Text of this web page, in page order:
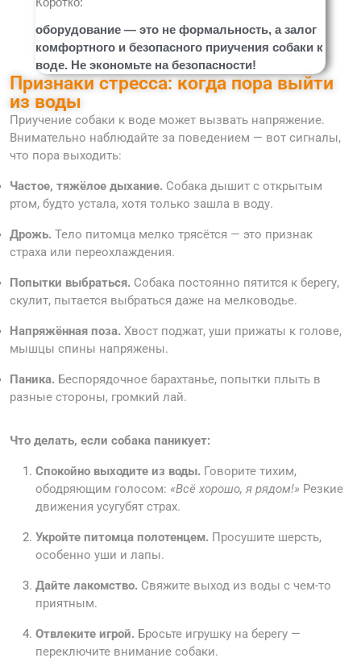
оборудование — это не формальность, а залог
комфортного и безопасного приучения собаки к
воде. Не экономьте на безопасности!
Признаки стресса: когда пора выйти
из воды
Приучение собаки к воде может вызвать напряжение.
Внимательно наблюдайте за поведением — вот сигналы,
что пора выходить:
Частое, тяжёлое дыхание. Собака дышит с открытым
ртом, будто устала, хотя только зашла в воду.
Дрожь. Тело питомца мелко трясётся — это признак
страха или переохлаждения.
Попытки выбраться. Собака постоянно пятится к берегу,
скулит, пытается выбраться даже на мелководье.
Напряжённая поза. Хвост поджат, уши прижаты к голове,
мышцы спины напряжены.
Паника. Беспорядочное барахтанье, попытки плыть в
разные стороны, громкий лай.
Что делать, если собака паникует:
Спокойно выходите из воды. Говорите тихим,
ободряющим голосом: «Всё хорошо, я рядом!» Резкие
движения усугубят страх.
Укройте питомца полотенцем. Просушите шерсть,
особенно уши и лапы.
Дайте лакомство. Свяжите выход из воды с чем-то
приятным.
Отвлеките игрой. Бросьте игрушку на берегу —
переключите внимание собаки.